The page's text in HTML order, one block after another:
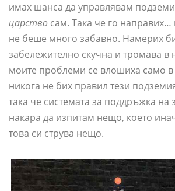
имах шанса да управлявам
царство сам. Така че го направих…
не беше много забавно. Намерих
забележително скучна и тромава в
моите проблеми се влошиха само
никога не бих правил тези
така че системата за поддръжка
накара да изпитам нещо, което
това си струва нещо.